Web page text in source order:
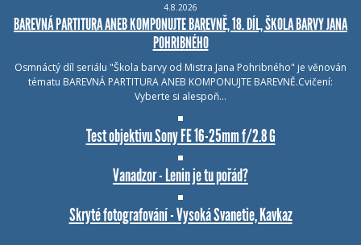
4.8.2026
BAREVNÁ PARTITURA ANEB KOMPONUJTE BAREVNĚ, 18. DÍL, ŠKOLA BARVY JANA
POHRIBNÉHO
Osmnáctý díl seriálu "Škola barvy od Mistra Jana Pohribného" je věnován
tématu BAREVNÁ PARTITURA ANEB KOMPONUJTE BAREVNĚ.Cvičení:
Vyberte si alespoň…
Test objektivu Sony FE 16-25mm f/2.8 G
Vanadzor - Lenin je tu pořád?
Skryté fotografování - Vysoká Svanetie, Kavkaz